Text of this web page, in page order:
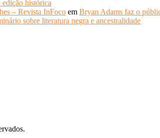
edição histórica
– Revista InFoco em Bryan Adams faz o
sobre literatura negra e ancestralidade